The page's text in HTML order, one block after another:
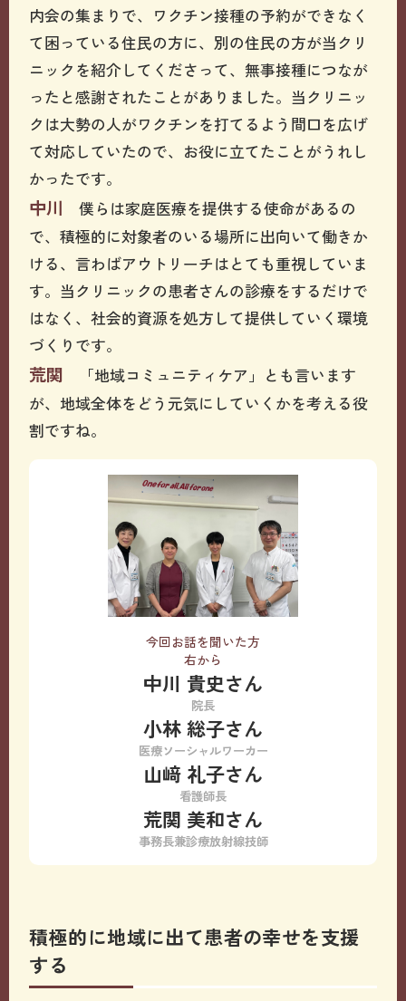
内会の集まりで、ワクチン接種の予約ができなく
て困っている住民の方に、別の住民の方が当クリ
ニックを紹介してくださって、無事接種につなが
ったと感謝されたことがありました。当クリニッ
クは大勢の人がワクチンを打てるよう間口を広げ
て対応していたので、お役に立てたことがうれし
かったです。
中川 僕らは家庭医療を提供する使命があるの
で、積極的に対象者のいる場所に出向いて働きか
ける、言わばアウトリーチはとても重視していま
す。当クリニックの患者さんの診療をするだけで
はなく、社会的資源を処方して提供していく環境
づくりです。
荒関 「地域コミュニティケア」とも言います
が、地域全体をどう元気にしていくかを考える役
割ですね。
今回お話を聞いた方
右から
中川 貴史さん
院長
小林 総子さん
医療ソーシャルワーカー
山﨑 礼子さん
看護師長
荒関 美和さん
事務長兼診療放射線技師
積極的に地域に出て患者の幸せを支援
する